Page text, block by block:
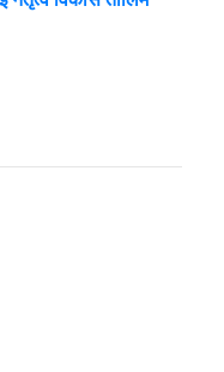
भने लाइनमै